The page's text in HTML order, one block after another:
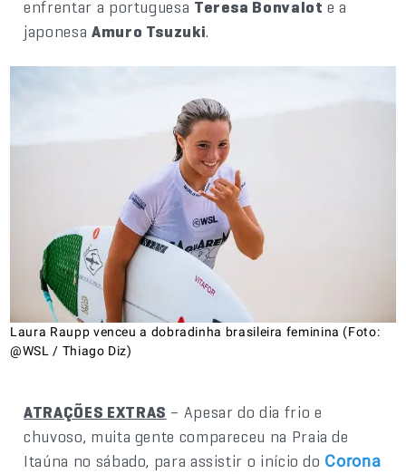
enfrentar a portuguesa Teresa Bonvalot e a
japonesa Amuro Tsuzuki.
Laura Raupp venceu a dobradinha brasileira feminina (Foto:
@WSL / Thiago Diz)
ATRAÇÕES EXTRAS – Apesar do dia frio e
chuvoso, muita gente compareceu na Praia de
Itaúna no sábado, para assistir o início do Corona